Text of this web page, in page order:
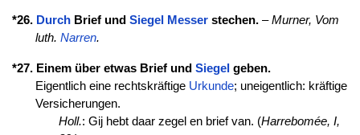
*26. DurchBrief und Siegel Messerstechen.–Murner, Vom
luth. Narren.
*27. Einem über etwas Brief und Siegel geben.
Eigentlich eine rechtskräftige Urkunde; uneigentlich: kräftige
Versicherungen.
Holl.: Gij hebt daar zegel en brief van. (Harrebomée, I,